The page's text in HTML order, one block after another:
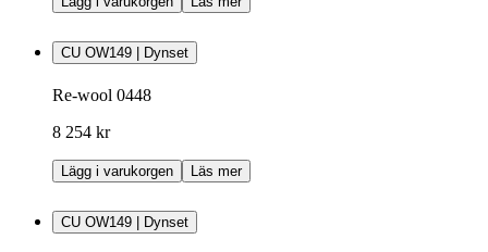
CU OW149 | Dynset
Re-wool 0448
8 254 kr
Lägg i varukorgen Läs mer
CU OW149 | Dynset